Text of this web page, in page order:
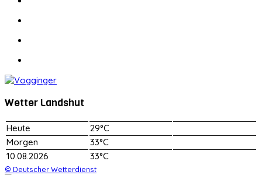
Wetter Landshut
Heute
29°C
Morgen
33°C
10.08.2026
33°C
© Deutscher Wetterdienst